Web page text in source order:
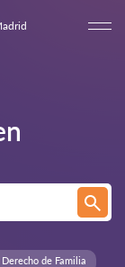
Derecho de Familia